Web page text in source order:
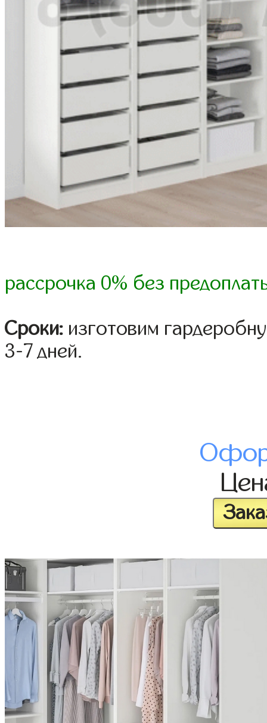
рассрочка 0% без
Сроки: изготовим
3-7 дней.